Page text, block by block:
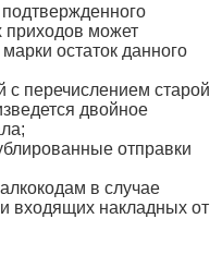
приходов может
остаток данного
с перечислением старой
двойное
отправки
в случае
входящих накладных от